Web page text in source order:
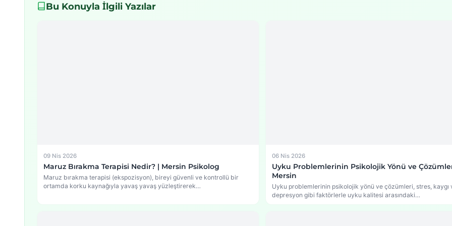
Bu Konuyla İlgili Yazılar
09 Nis 2026
Maruz Bırakma Terapisi Nedir? | Mersin Psikolog
Maruz bırakma terapisi (ekspozisyon), bireyi güvenli ve kontrollü bir
ortamda korku kaynağıyla yavaş yavaş yüzleştirerek…
06 Nis 2026
Uyku Problemlerinin Psikolojik Yönü ve
Mersin
Uyku problemlerinin psikolojik yönü ve çözümleri, stres, kaygı
depresyon gibi faktörlerle uyku kalitesi arasındaki…